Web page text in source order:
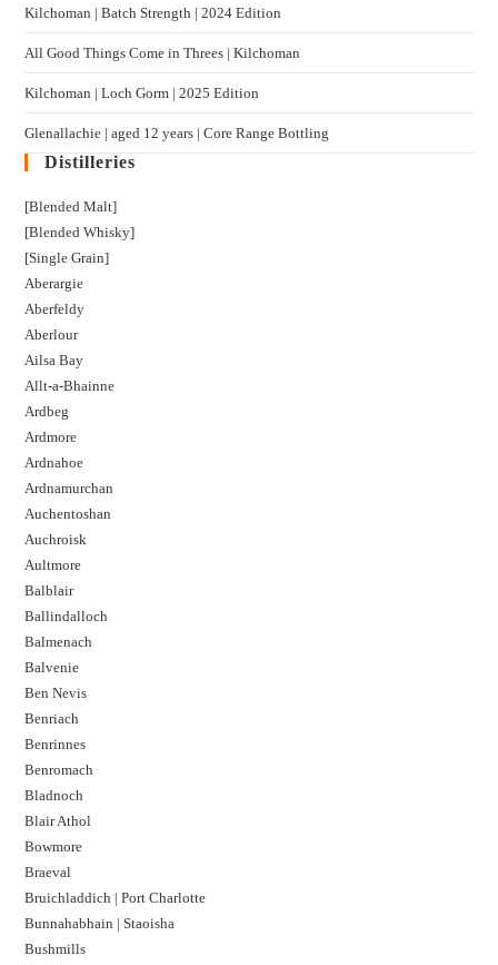
Kilchoman | Batch Strength | 2024 Edition
All Good Things Come in Threes | Kilchoman
Kilchoman | Loch Gorm​ | 2025 Edition
Glenallachie | aged 12 years | Core Range Bottling
Distilleries
[Blended Malt]
[Blended Whisky]
[Single Grain]
Aberargie
Aberfeldy
Aberlour
Ailsa Bay
Allt-a-Bhainne
Ardbeg
Ardmore
Ardnahoe
Ardnamurchan
Auchentoshan
Auchroisk
Aultmore
Balblair
Ballindalloch
Balmenach
Balvenie
Ben Nevis
Benriach
Benrinnes
Benromach
Bladnoch
Blair Athol
Bowmore
Braeval
Bruichladdich | Port Charlotte
Bunnahabhain | Staoisha
Bushmills